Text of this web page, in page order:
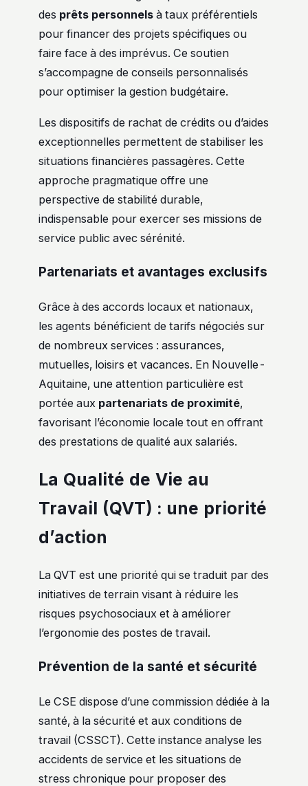
des prêts personnels à taux préférentiels
pour financer des projets spécifiques ou
faire face à des imprévus. Ce soutien
s’accompagne de conseils personnalisés
pour optimiser la gestion budgétaire.
Les dispositifs de rachat de crédits ou d’aides
exceptionnelles permettent de stabiliser les
situations financières passagères. Cette
approche pragmatique offre une
perspective de stabilité durable,
indispensable pour exercer ses missions de
service public avec sérénité.
Partenariats et avantages exclusifs
Grâce à des accords locaux et nationaux,
les agents bénéficient de tarifs négociés sur
de nombreux services : assurances,
mutuelles, loisirs et vacances. En Nouvelle-
Aquitaine, une attention particulière est
portée aux partenariats de proximité,
favorisant l’économie locale tout en offrant
des prestations de qualité aux salariés.
La Qualité de Vie au
Travail (QVT) : une priorité
d’action
La QVT est une priorité qui se traduit par des
initiatives de terrain visant à réduire les
risques psychosociaux et à améliorer
l’ergonomie des postes de travail.
Prévention de la santé et sécurité
Le CSE dispose d’une commission dédiée à la
santé, à la sécurité et aux conditions de
travail (CSSCT). Cette instance analyse les
accidents de service et les situations de
stress chronique pour proposer des